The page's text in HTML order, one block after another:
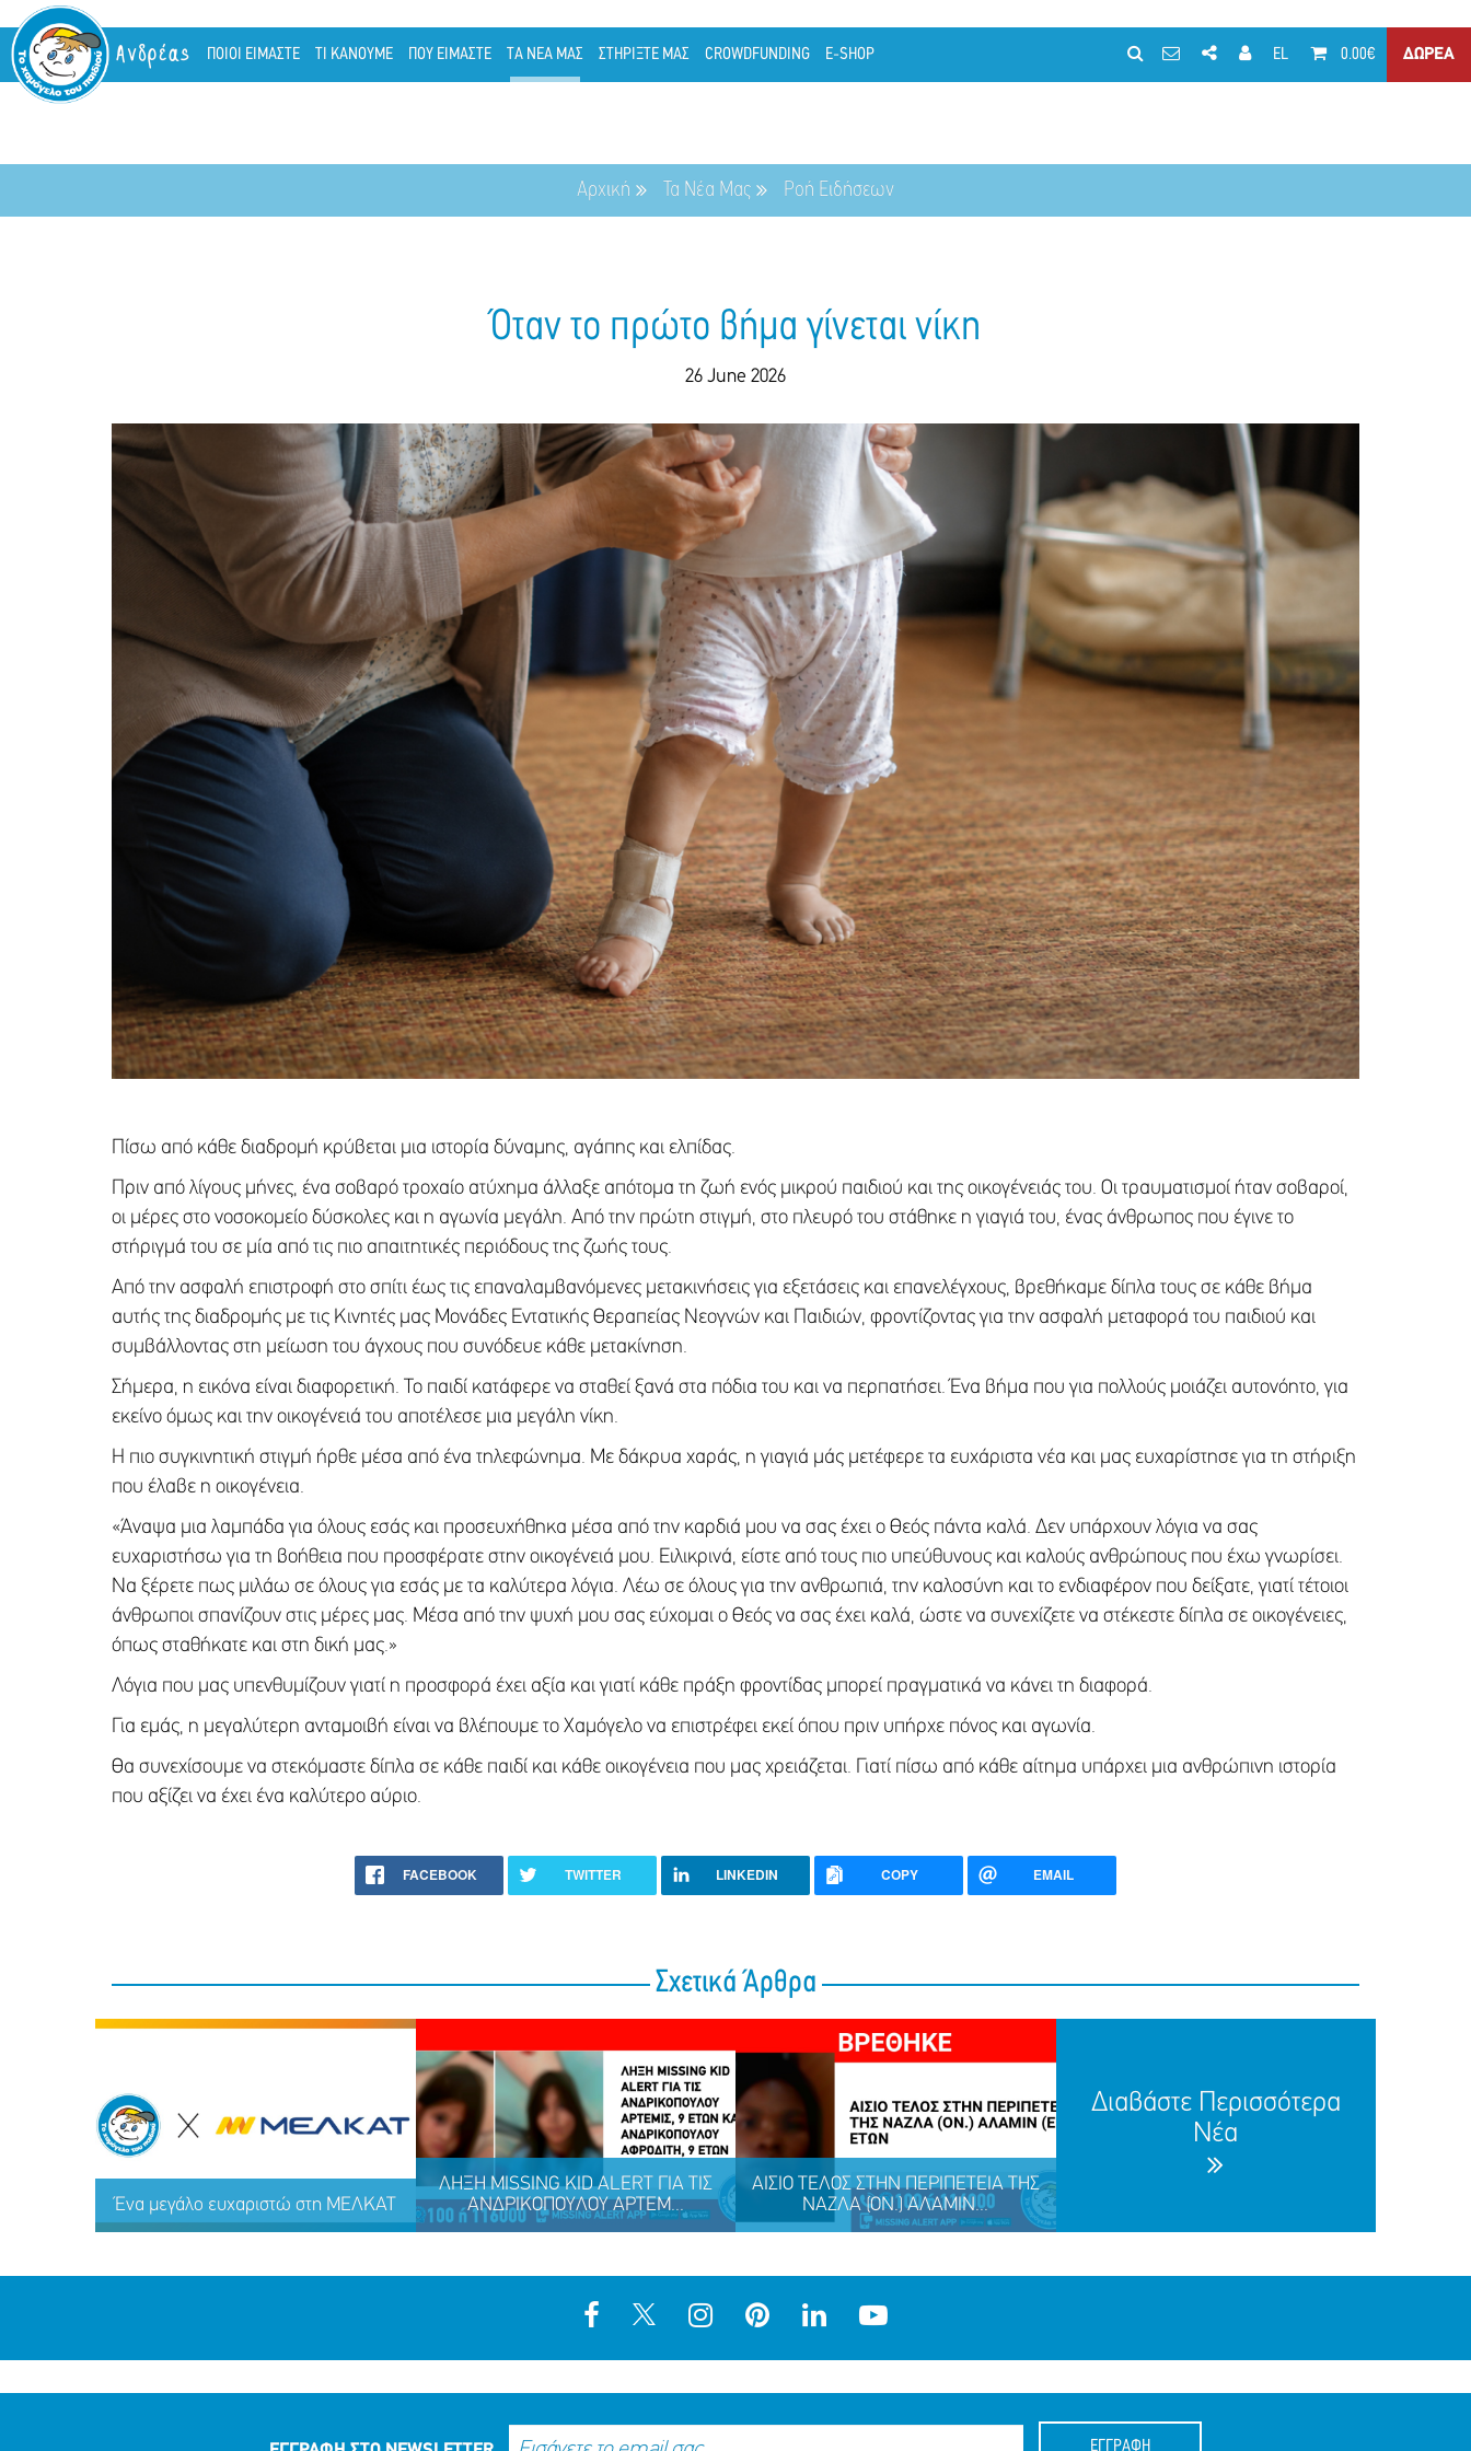
Ανδρέας ΠΟΙΟΙ ΕΙΜΑΣΤΕ ΤΙ ΚΑΝΟΥΜΕ ΠΟΥ ΕΙΜΑΣΤΕ ΤΑ ΝΕΑ ΜΑΣ ΣΤΗΡΙΞΤΕ ΜΑΣ CROWDFUNDING E-SHOP EL 0.00€ ΔΩΡΕΑ
Αρχική Τα Νέα Μας Ροή Ειδήσεων
Όταν το πρώτο βήμα γίνεται νίκη
26 June 2026
Πίσω από κάθε διαδρομή κρύβεται μια ιστορία δύναμης, αγάπης και ελπίδας.
Πριν από λίγους μήνες, ένα σοβαρό τροχαίο ατύχημα άλλαξε απότομα τη ζωή ενός μικρού παιδιού και της οικογένειάς του. Οι τραυματισμοί ήταν σοβαροί,
οι μέρες στο νοσοκομείο δύσκολες και η αγωνία μεγάλη. Από την πρώτη στιγμή, στο πλευρό του στάθηκε η γιαγιά του, ένας άνθρωπος που έγινε το
στήριγμά του σε μία από τις πιο απαιτητικές περιόδους της ζωής τους.
Από την ασφαλή επιστροφή στο σπίτι έως τις επαναλαμβανόμενες μετακινήσεις για εξετάσεις και επανελέγχους, βρεθήκαμε δίπλα τους σε κάθε βήμα
αυτής της διαδρομής με τις Κινητές μας Μονάδες Εντατικής Θεραπείας Νεογνών και Παιδιών, φροντίζοντας για την ασφαλή μεταφορά του παιδιού και
συμβάλλοντας στη μείωση του άγχους που συνόδευε κάθε μετακίνηση.
Σήμερα, η εικόνα είναι διαφορετική. Το παιδί κατάφερε να σταθεί ξανά στα πόδια του και να περπατήσει. Ένα βήμα που για πολλούς μοιάζει αυτονόητο, για
εκείνο όμως και την οικογένειά του αποτέλεσε μια μεγάλη νίκη.
Η πιο συγκινητική στιγμή ήρθε μέσα από ένα τηλεφώνημα. Με δάκρυα χαράς, η γιαγιά μάς μετέφερε τα ευχάριστα νέα και μας ευχαρίστησε για τη στήριξη
που έλαβε η οικογένεια.
«Άναψα μια λαμπάδα για όλους εσάς και προσευχήθηκα μέσα από την καρδιά μου να σας έχει ο Θεός πάντα καλά. Δεν υπάρχουν λόγια να σας
ευχαριστήσω για τη βοήθεια που προσφέρατε στην οικογένειά μου. Ειλικρινά, είστε από τους πιο υπεύθυνους και καλούς ανθρώπους που έχω γνωρίσει.
Να ξέρετε πως μιλάω σε όλους για εσάς με τα καλύτερα λόγια. Λέω σε όλους για την ανθρωπιά, την καλοσύνη και το ενδιαφέρον που δείξατε, γιατί τέτοιοι
άνθρωποι σπανίζουν στις μέρες μας. Μέσα από την ψυχή μου σας εύχομαι ο Θεός να σας έχει καλά, ώστε να συνεχίζετε να στέκεστε δίπλα σε οικογένειες,
όπως σταθήκατε και στη δική μας.»
Λόγια που μας υπενθυμίζουν γιατί η προσφορά έχει αξία και γιατί κάθε πράξη φροντίδας μπορεί πραγματικά να κάνει τη διαφορά.
Για εμάς, η μεγαλύτερη ανταμοιβή είναι να βλέπουμε το Χαμόγελο να επιστρέφει εκεί όπου πριν υπήρχε πόνος και αγωνία.
Θα συνεχίσουμε να στεκόμαστε δίπλα σε κάθε παιδί και κάθε οικογένεια που μας χρειάζεται. Γιατί πίσω από κάθε αίτημα υπάρχει μια ανθρώπινη ιστορία
που αξίζει να έχει ένα καλύτερο αύριο.
FACEBOOK TWITTER LINKEDIN COPY EMAIL
Σχετικά Άρθρα
Ένα μεγάλο ευχαριστώ στη ΜΕΛΚΑΤ
ΛΗΞΗ MISSING KID ALERT ΓΙΑ ΤΙΣ
ΑΝΔΡΙΚΟΠΟΥΛΟΥ ΑΡΤΕΜ...
ΑΙΣΙΟ ΤΕΛΟΣ ΣΤΗΝ ΠΕΡΙΠΕΤΕΙΑ ΤΗΣ
ΝΑΖΛΑ (ΟΝ.) ΑΛΑΜΙΝ...
Διαβάστε Περισσότερα
Νέα
ΕΓΓΡΑΦΗ